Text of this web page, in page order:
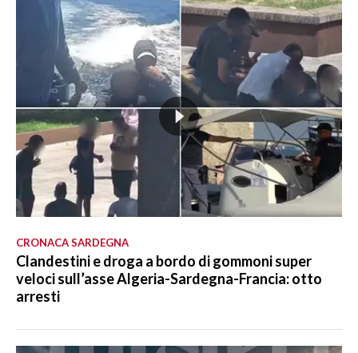
CRONACA SARDEGNA
Clandestini e droga a bordo di gommoni super
veloci sull’asse Algeria-Sardegna-Francia: otto
arresti